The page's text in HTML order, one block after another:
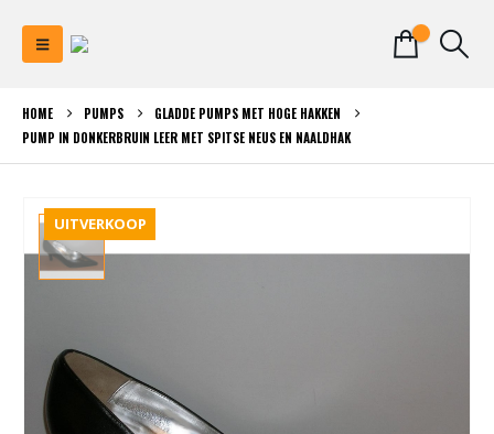
HOME PUMPS
GLADDE PUMPS MET HOGE HAKKEN
PUMP IN DONKERBRUIN LEER MET SPITSE NEUS EN NAALDHAK
UITVERKOOP